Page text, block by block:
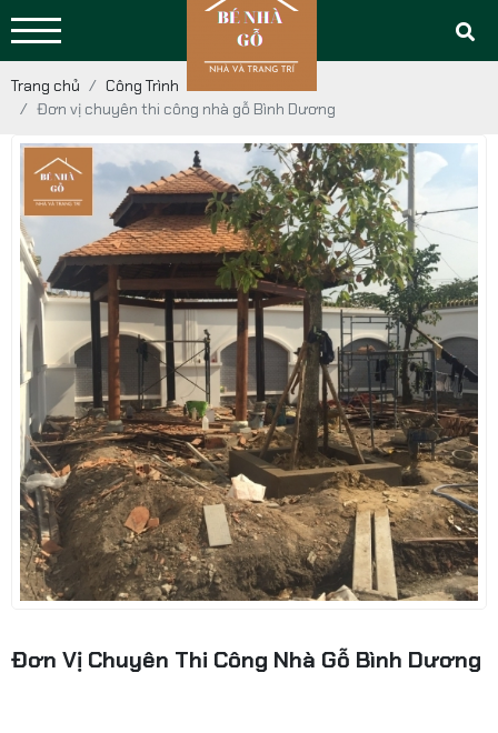
Trang chủ
Công Trình
Đơn vị chuyên thi công nhà gỗ Bình Dương
Đơn Vị Chuyên Thi Công Nhà Gỗ Bình Dương